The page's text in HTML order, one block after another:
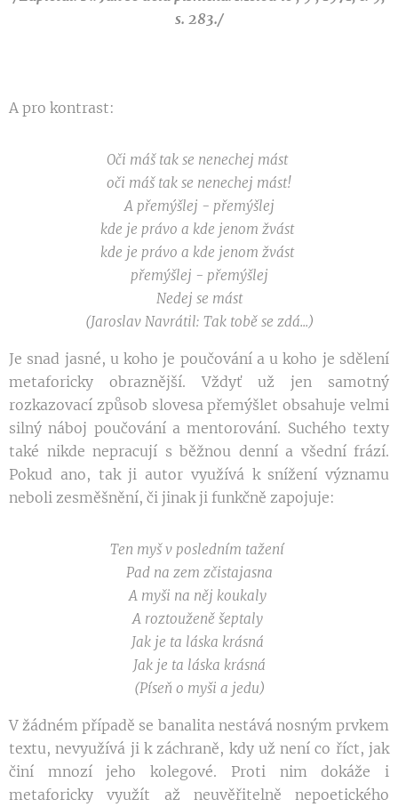
s. 283./
A pro kontrast:
Oči máš tak se nenechej mást
oči máš tak se nenechej mást!
A přemýšlej - přemýšlej
kde je právo a kde jenom žvást
kde je právo a kde jenom žvást
přemýšlej - přemýšlej
Nedej se mást
(Jaroslav Navrátil: Tak tobě se zdá...)
Je snad jasné, u koho je poučování a u koho je sdělení
metaforicky obraznější. Vždyť už jen samotný
rozkazovací způsob slovesa přemýšlet obsahuje velmi
silný náboj poučování a mentorování. Suchého texty
také nikde nepracují s běžnou denní a všední frází.
Pokud ano, tak ji autor využívá k snížení významu
neboli zesměšnění, či jinak ji funkčně zapojuje:
Ten myš v posledním tažení
Pad na zem zčistajasna
A myši na něj koukaly
A roztouženě šeptaly
Jak je ta láska krásná
Jak je ta láska krásná
(Píseň o myši a jedu)
V žádném případě se banalita nestává nosným prvkem
textu, nevyužívá ji k záchraně, kdy už není co říct, jak
činí mnozí jeho kolegové. Proti nim dokáže i
metaforicky využít až neuvěřitelně nepoetického